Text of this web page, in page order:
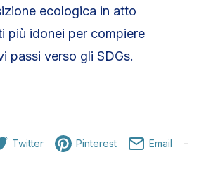
ecologica in atto
più idonei per compiere
passi verso gli SDGs.
Twitter Pinterest Email